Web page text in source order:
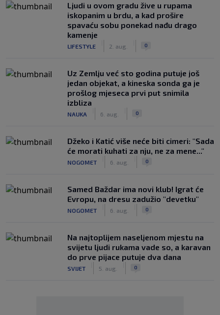
Ljudi u ovom gradu žive u rupama
iskopanim u brdu, a kad prošire
spavaću sobu ponekad nađu drago
kamenje
LIFESTYLE 2. aug. 0
Uz Zemlju već sto godina putuje još
jedan objekat, a kineska sonda ga je
prošlog mjeseca prvi put snimila
izbliza
NAUKA 6. aug. 0
Džeko i Katić više neće biti cimeri: "Sada
će morati kuhati za nju, ne za mene..."
NOGOMET 6. aug. 0
Samed Baždar ima novi klub! Igrat će
Evropu, na dresu zadužio "devetku"
NOGOMET 6. aug. 0
Na najtoplijem naseljenom mjestu na
svijetu ljudi rukama vade so, a karavan
do prve pijace putuje dva dana
SVIJET 5. aug. 0